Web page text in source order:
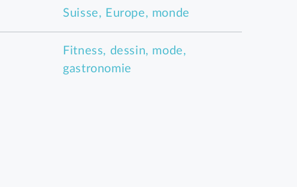
Suisse, Europe, monde
Fitness, dessin, mode,
gastronomie